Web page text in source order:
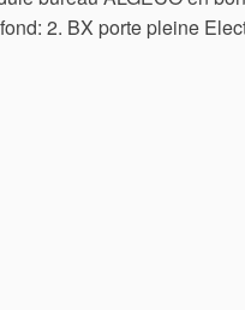
2. BX porte pleine